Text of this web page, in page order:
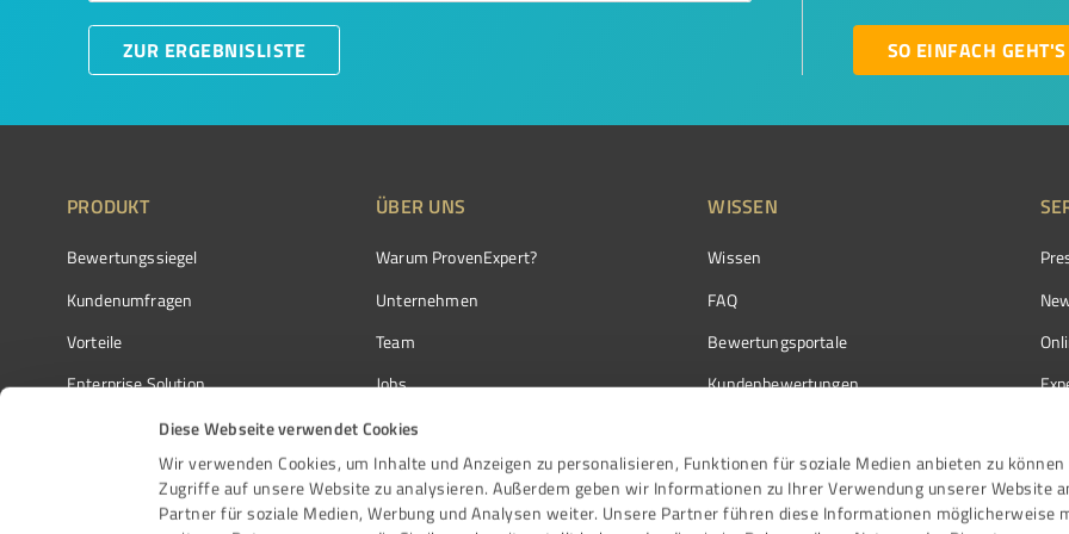
Diese Webseite verwendet Cookies
Wir verwenden Cookies, um Inhalte und Anzeigen zu personalisieren, Funktionen für soziale Medien anbieten zu können
Zugriffe auf unsere Website zu analysieren. Außerdem geben wir Informationen zu Ihrer Verwendung unserer Website
Partner für soziale Medien, Werbung und Analysen weiter. Unsere Partner führen diese Informationen möglicherweise
ZUR ERGEBNISLISTE SO EINFACH GEHT'S
PRODUKT
Bewertungssiegel
Kundenumfragen
Vorteile
Enterprise Solution
Partnerprogramm
Auszeichnungen
ÜBER UNS
Warum ProvenExpert?
Unternehmen
Team
Jobs
Kundenstimmen
Kontakt
WISSEN
Wissen
FAQ
Bewertungsportale
Kundenbewertungen
Bewertungs­richtlinien
Events